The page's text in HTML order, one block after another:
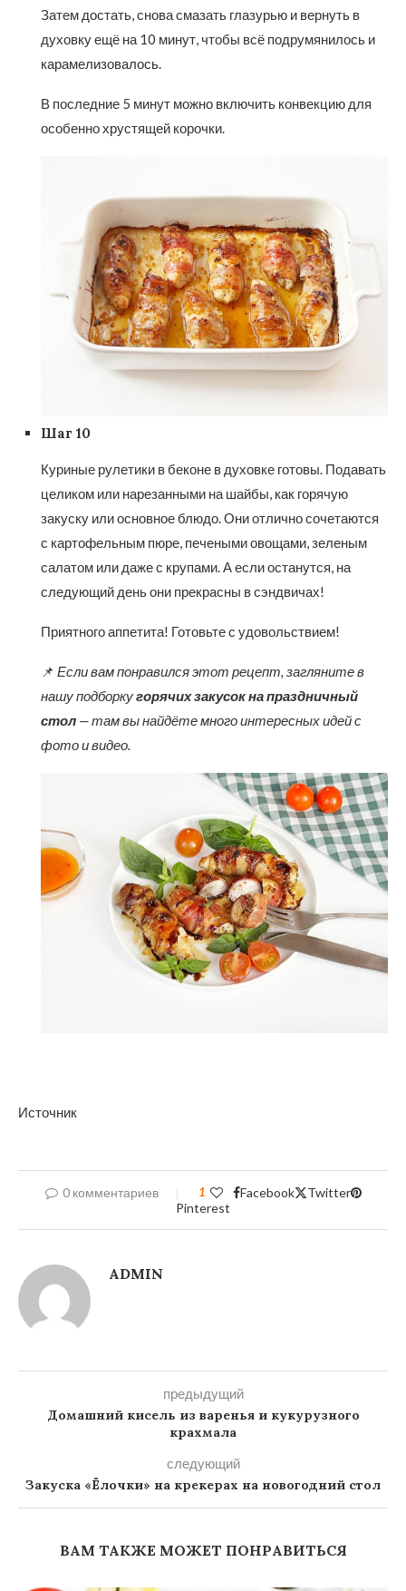
Затем достать, снова смазать глазурью и вернуть в
духовку ещё на 10 минут, чтобы всё подрумянилось и
карамелизовалось.
В последние 5 минут можно включить конвекцию для
особенно хрустящей корочки.
Шаг 10
Куриные рулетики в беконе в духовке готовы. Подавать
целиком или нарезанными на шайбы, как горячую
закуску или основное блюдо. Они отлично сочетаются
с картофельным пюре, печеными овощами, зеленым
салатом или даже с крупами. А если останутся, на
следующий день они прекрасны в сэндвичах!
Приятного аппетита! Готовьте с удовольствием!
📌 Если вам понравился этот рецепт, загляните в
нашу подборкугорячих закусок на праздничный
стол — там вы найдёте много интересных идей с
фото и видео.
Источник
0 комментариев 1 Facebook
Twitter
Pinterest
ADMIN
предыдущий
Домашний кисель из варенья и кукурузного
крахмала
следующий
Закуска «Ёлочки» на крекерах на новогодний стол
ВАМ ТАКЖЕ МОЖЕТ ПОНРАВИТЬСЯ